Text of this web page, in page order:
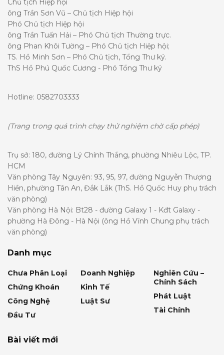
Chủ tịch Hiệp hội
ông Trần Sơn Vũ – Chủ tịch Hiệp hội
Phó Chủ tịch Hiệp hội
ông Trần Tuấn Hải – Phó Chủ tịch Thường trực.
ông Phan Khôi Tường – Phó Chủ tịch Hiệp hội;
TS. Hồ Minh Sơn – Phó Chủ tịch, Tổng Thư ký.
ThS Hồ Phú Quốc Cương - Phó Tổng Thư ký
Hotline: 0582703333
(Trang trong quá trình chạy thử nghiệm chờ cấp phép)
Trụ sở: 180, đường Lý Chính Thắng, phường Nhiêu Lộc, TP.
HCM
Văn phòng Tây Nguyên: 93, 95, 97, đường Nguyễn Thượng
Hiền, phường Tân An, Đắk Lắk (ThS. Hồ Quốc Huy phụ trách
văn phòng)
Văn phòng Hà Nội: Bt28 - đường Galaxy 1 - Kđt Galaxy -
phường Hà Đông - Hà Nội (ông Hồ Vĩnh Chung phụ trách
văn phòng)
Danh mục
Chưa Phân Loại
Chứng Khoán
Công Nghệ
Đầu Tư
Doanh Nghiệp
Kinh Tế
Luật Sư
Nghiên Cứu –
Chính Sách
Phát Luật
Tài Chính
Bài viết mới